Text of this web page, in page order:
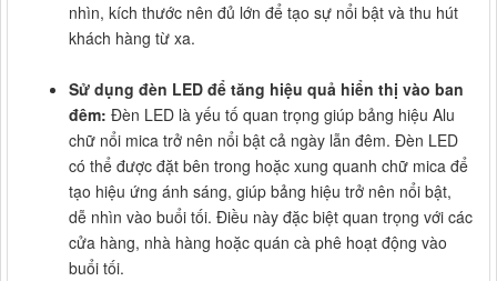
nhìn, kích thước nên đủ lớn để tạo sự nổi bật và thu hút
khách hàng từ xa.
Sử dụng đèn LED để tăng hiệu quả hiển thị vào ban
đêm: Đèn LED là yếu tố quan trọng giúp bảng hiệu Alu
chữ nổi mica trở nên nổi bật cả ngày lẫn đêm. Đèn LED
có thể được đặt bên trong hoặc xung quanh chữ mica để
tạo hiệu ứng ánh sáng, giúp bảng hiệu trở nên nổi bật,
dễ nhìn vào buổi tối. Điều này đặc biệt quan trọng với các
cửa hàng, nhà hàng hoặc quán cà phê hoạt động vào
buổi tối.